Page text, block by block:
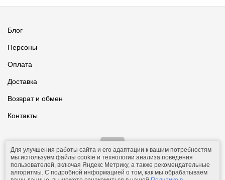
Блог
Персоны
Оплата
Доставка
Возврат и обмен
Контакты
Для улучшения работы сайта и его адаптации к вашим потребностям
мы используем файлы cookie и технологии анализа поведения
пользователей, включая Яндекс Метрику, а также рекомендательные
алгоритмы. С подробной информацией о том, как мы обрабатываем